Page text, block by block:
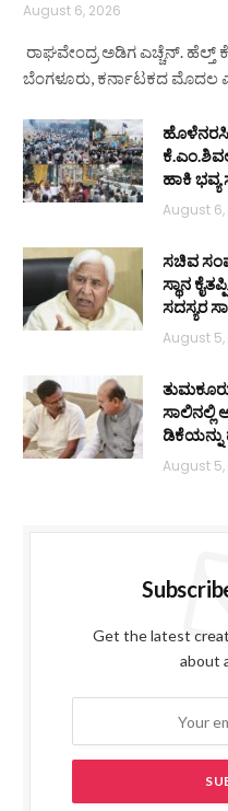
August 6, 2026
ರಾಘವೇಂದ್ರ ಅಡಿಗ ಎಚ್ಚೆನ್. ಹೆಲ್ತ್‌
ಬೆಂಗಳೂರು, ಕರ್ನಾಟಕದ ಮೊದಲ
ಹಾಕಿ ಭವ್ಯ
August 6,
ಸಚಿವ
ಸ್ಥಾನ
ಸದಸ್ಯರ
August 5,
ಡಿಕೆಯನ್ನು
August 5,
Get the latest
about